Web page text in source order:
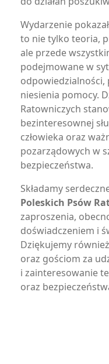
Wydarzenie
to nie tylko teoria,
ale przede
podejmowane w
niesienia pomocy.
Ratowniczych
bezinteresownej
człowieka oraz
pozarządowych w
bezpieczeństwa.
Składamy
Poleskich Psów
zaproszenia,
doświadczeniem i
Dziękujemy
oraz gościom za
i zainteresowanie
oraz